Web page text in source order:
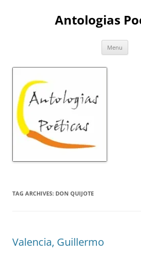
Antologias
Menu
TAG ARCHIVES: DON QUIJOTE
Valencia, Guillermo